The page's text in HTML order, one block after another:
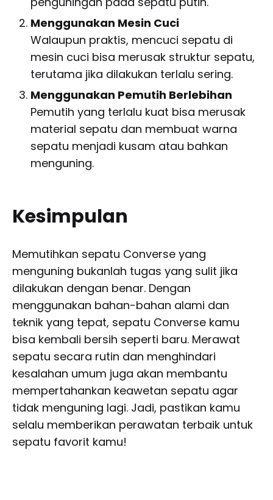
Menggunakan Mesin Cuci
Walaupun praktis, mencuci sepatu di
mesin cuci bisa merusak struktur sepatu,
terutama jika dilakukan terlalu sering.
Menggunakan Pemutih Berlebihan
Pemutih yang terlalu kuat bisa merusak
material sepatu dan membuat warna
sepatu menjadi kusam atau bahkan
menguning.
Kesimpulan
Memutihkan sepatu Converse yang
menguning bukanlah tugas yang sulit jika
dilakukan dengan benar. Dengan
menggunakan bahan-bahan alami dan
teknik yang tepat, sepatu Converse kamu
bisa kembali bersih seperti baru. Merawat
sepatu secara rutin dan menghindari
kesalahan umum juga akan membantu
mempertahankan keawetan sepatu agar
tidak menguning lagi. Jadi, pastikan kamu
selalu memberikan perawatan terbaik untuk
sepatu favorit kamu!